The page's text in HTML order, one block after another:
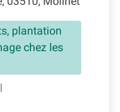
plantation
chez les